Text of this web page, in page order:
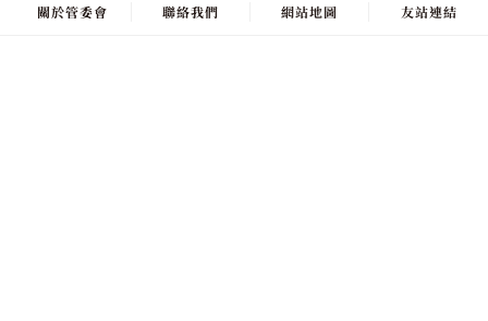
關於管委會 聯絡我們 網站地圖 友站連結